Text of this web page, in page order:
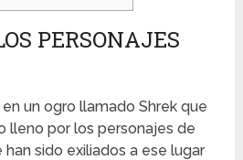
PERSONAJES
un ogro llamado Shrek que
lleno por los personajes de
sido exiliados a ese lugar